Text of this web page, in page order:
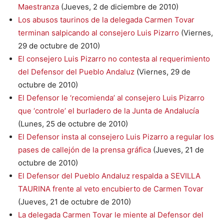
Maestranza (Jueves, 2 de diciembre de 2010)
Los abusos taurinos de la delegada Carmen Tovar
terminan salpicando al consejero Luis Pizarro (Viernes,
29 de octubre de 2010)
El consejero Luis Pizarro no contesta al requerimiento
del Defensor del Pueblo Andaluz (Viernes, 29 de
octubre de 2010)
El Defensor le ‘recomienda’ al consejero Luis Pizarro
que ‘controle’ el burladero de la Junta de Andalucía
(Lunes, 25 de octubre de 2010)
El Defensor insta al consejero Luis Pizarro a regular los
pases de callejón de la prensa gráfica (Jueves, 21 de
octubre de 2010)
El Defensor del Pueblo Andaluz respalda a SEVILLA
TAURINA frente al veto encubierto de Carmen Tovar
(Jueves, 21 de octubre de 2010)
La delegada Carmen Tovar le miente al Defensor del